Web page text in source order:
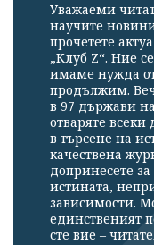
Уважаеми
научите
прочетете
„Клуб Z“. Ние
имаме нужда
продължим.
в 97 държави
отваряте
в търсене на
качествена
допринесете
истината,
зависимости.
единственият
сте вие –